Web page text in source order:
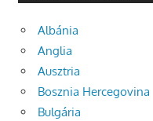
Albánia
Anglia
Ausztria
Bosznia Hercegovina
Bulgária